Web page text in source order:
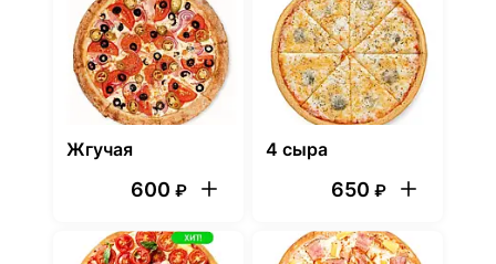
Жгучая
600 ₽
4 сыра
650 ₽